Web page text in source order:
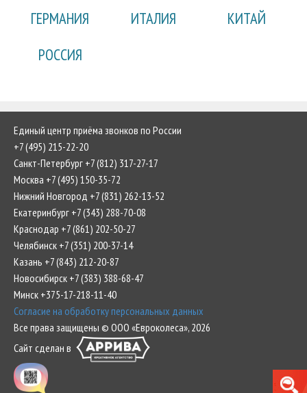
ГЕРМАНИЯ ИТАЛИЯ
КИТАЙ
РОССИЯ
Единый центр приёма звонков по России
+7 (495) 215-22-20
Санкт-Петербург +7 (812) 317-27-17
Москва +7 (495) 150-35-72
Нижний Новгород +7 (831) 262-13-52
Екатеринбург +7 (343) 288-70-08
Краснодар +7 (861) 202-50-27
Челябинск +7 (351) 200-37-14
Казань +7 (843) 212-20-87
Новосибирск +7 (383) 388-68-47
Минск +375-17-218-11-40
Согласие на обработку персональных данных
Все права защищены © ООО «Евроколеса», 2026
Сайт сделан в